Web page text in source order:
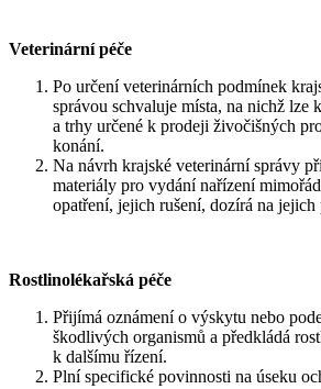
Veterinární péče
Po určení veterinárních podmínek
správou schvaluje místa, na nichž lze
a trhy určené k prodeji živočišných
konání.
Na návrh krajské veterinární správy
materiály pro vydání nařízení
opatření, jejich rušení, dozírá na jejich
Rostlinolékařská péče
Přijímá oznámení o výskytu nebo
škodlivých organismů a předkládá
k dalšímu řízení.
Plní specifické povinnosti na úseku